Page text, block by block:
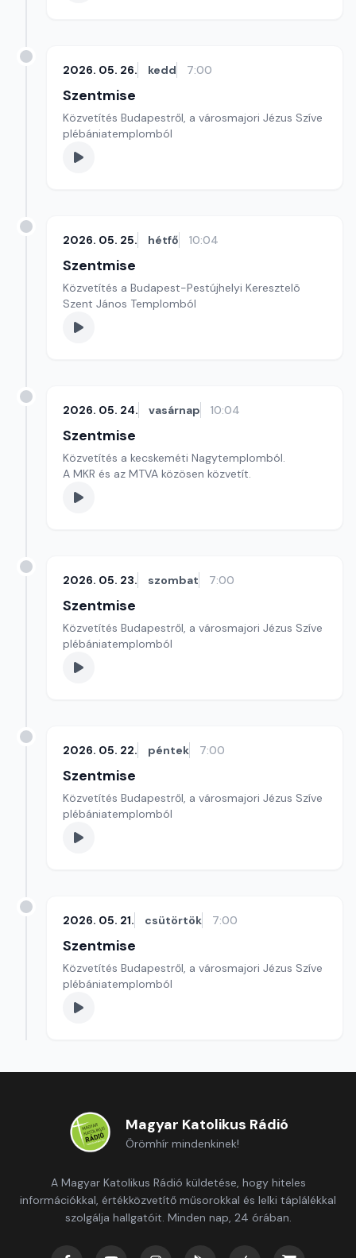
2026. 05. 26. kedd 7:00
Szentmise
Közvetítés Budapestről, a városmajori Jézus Szíve
plébániatemplomból
2026. 05. 25. hétfő 10:04
Szentmise
Közvetítés a Budapest-Pestújhelyi Keresztelõ
Szent János Templomból
2026. 05. 24. vasárnap 10:04
Szentmise
Közvetítés a kecskeméti Nagytemplomból.
A MKR és az MTVA közösen közvetít.
2026. 05. 23. szombat 7:00
Szentmise
Közvetítés Budapestről, a városmajori Jézus Szíve
plébániatemplomból
2026. 05. 22. péntek 7:00
Szentmise
Közvetítés Budapestről, a városmajori Jézus Szíve
plébániatemplomból
2026. 05. 21. csütörtök 7:00
Szentmise
Közvetítés Budapestről, a városmajori Jézus Szíve
plébániatemplomból
Magyar Katolikus Rádió
Örömhír mindenkinek!
A Magyar Katolikus Rádió küldetése, hogy hiteles
információkkal, értékközvetítő műsorokkal és lelki táplálékkal
szolgálja hallgatóit. Minden nap, 24 órában.